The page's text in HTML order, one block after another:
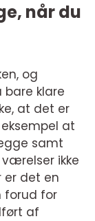
når du
og
klare
at det er
at
samt
ikke
er det en
forud for
af